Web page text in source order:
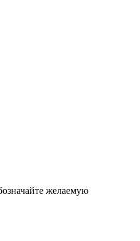
желаемую